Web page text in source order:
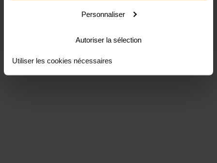
Personnaliser
Autoriser la sélection
Utiliser les cookies nécessaires